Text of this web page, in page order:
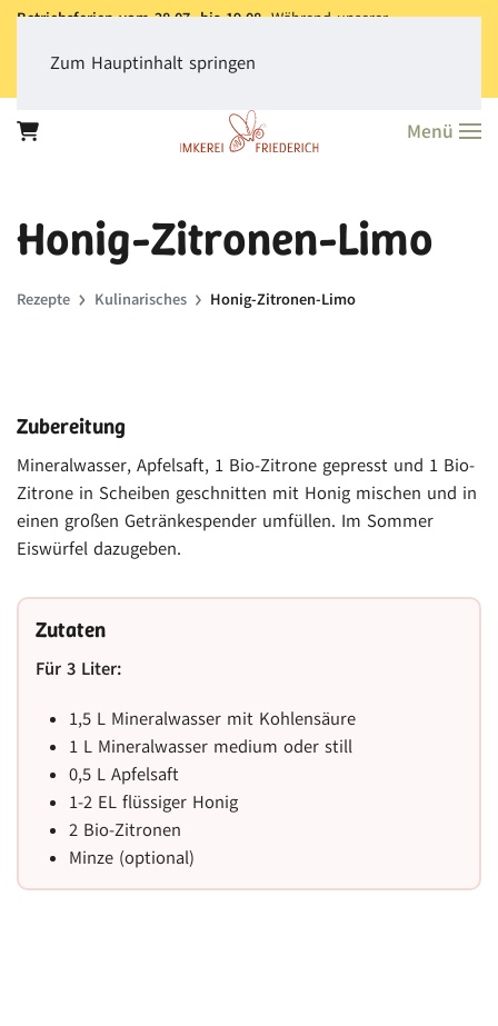
Betriebsferien vom 28.07. bis 19.08.Während unserer
dass derVersand aller Bestellungen erst ab dem 20.08.
Vielen Dank für Ihr Verständnis!
Zum Hauptinhalt springen
Menü
Honig-Zitronen-Limo
Rezepte Kulinarisches Honig-Zitronen-Limo
Zubereitung
Mineralwasser, Apfelsaft, 1 Bio-Zitrone gepresst und 1 Bio-
Zitrone in Scheiben geschnitten mit Honig mischen und in
einen großen Getränkespender umfüllen. Im Sommer
Eiswürfel dazugeben.
Zutaten
Für 3 Liter:
1,5 L Mineralwasser mit Kohlensäure
1 L Mineralwasser medium oder still
0,5 L Apfelsaft
1-2 EL flüssiger Honig
2 Bio-Zitronen
Minze (optional)